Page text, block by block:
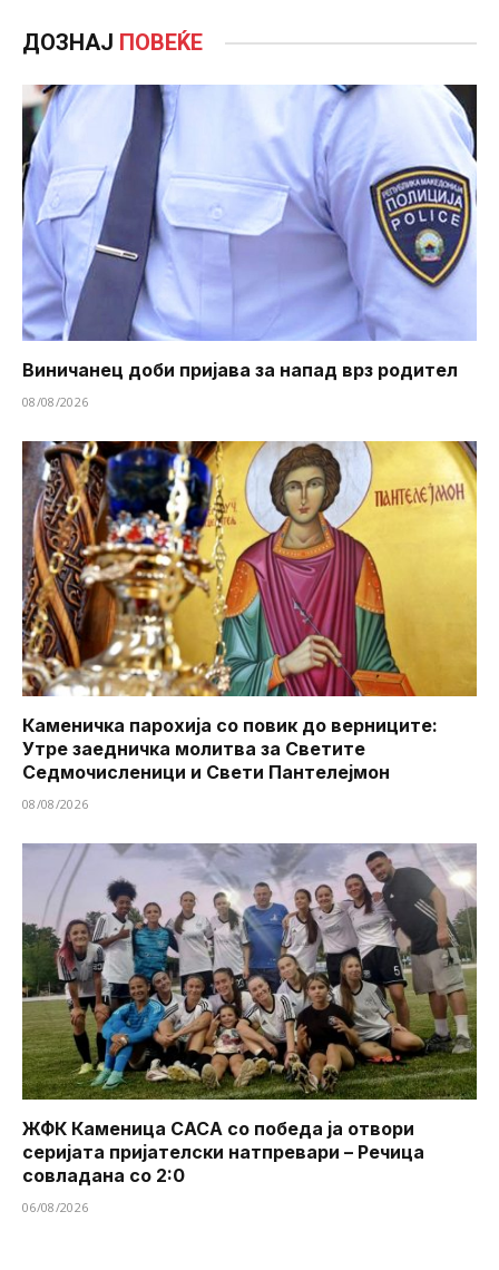
ДОЗНАЈ ПОВЕЌЕ
Виничанец доби пријава за напад врз родител
08/08/2026
Каменичка парохија со повик до верниците:
Утре заедничка молитва за Светите
Седмочисленици и Свети Пантелејмон
08/08/2026
ЖФК Каменица САСА со победа ја отвори
серијата пријателски натпревари – Речица
совладана со 2:0
06/08/2026